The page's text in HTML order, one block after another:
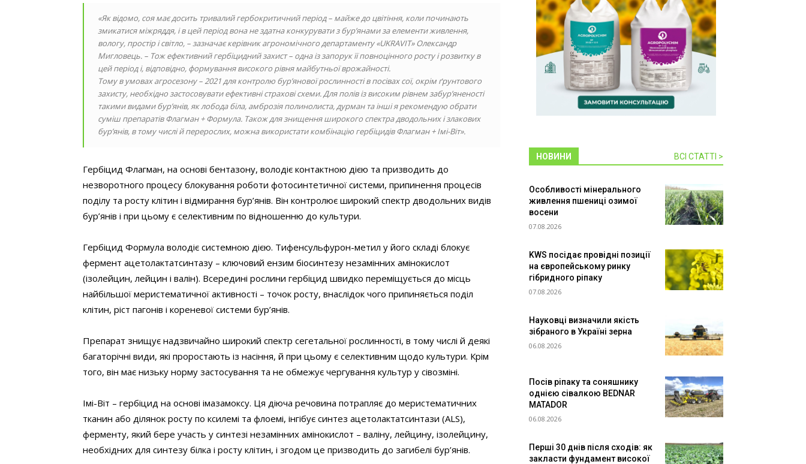
«Як відомо, соя має досить тривалий гербокритичний період– майже до цвітіння, коли починають
змикатися міжряддя, і в цей період вона не здатна конкурувати з бур’янами за елементи живлення,
вологу, простір і світло, – зазначає керівник агрономічного департаменту «UKRAVIT» Олександр
Мигловець. – Тож ефективний гербіцидний захист– одна із запорук її повноцінного росту і розвитку в
цей період і, відповідно, формування високого рівня майбутньої врожайності.
Тому в умовах агросезону–2021 для контролю бур’янової рослинності в посівах сої, окрім ґрунтового
захисту, необхідно застосовувати ефективні страхові схеми. Для полів із високим рівнем забур’яненості
такими видами бур’янів, як лобода біла, амброзія полинолиста, дурман та інші я рекомендую обрати
суміш препаратів Флагман + Формула. Також для знищення широкого спектра дводольних і злакових
бур’янів, в тому числі й перерослих, можна використати комбінацію гербіцидів Флагман + Імі-Віт».
Гербіцид Флагман, на основі бентазону, володіє контактною дією та призводить до
незворотного процесу блокування роботи фотосинтетичної системи, припинення процесів
поділу та росту клітин і відмирання бур’янів. Він контролює широкий спектр дводольних видів
бур’янів і при цьому є селективним по відношенню до культури.
Гербіцид Формула володіє системною дією. Тифенсульфурон-метил у його складі блокує
фермент ацетолактатсинтазу – ключовий ензим біосинтезу незамінних амінокислот
(ізолейцин, лейцин і валін). Всередині рослини гербіцид швидко переміщується до місць
найбільшої меристематичної активності – точок росту, внаслідок чого припиняється поділ
клітин, ріст пагонів і кореневої системи бур’янів.
Препарат знищує надзвичайно широкий спектр сегетальної рослинності, в тому числі й деякі
багаторічні види, які проростають із насіння, й при цьому є селективним щодо культури. Крім
того, він має низьку норму застосування та не обмежує чергування культур у сівозміні.
Імі-Віт – гербіцид на основі імазамоксу. Ця діюча речовина потрапляє до меристематичних
тканин або ділянок росту по ксилемі та флоемі, інгібує синтез ацетолактатсинтази (ALS),
ферменту, який бере участь у синтезі незамінних амінокислот – валіну, лейцину, ізолейцину,
необхідних для синтезу білка і росту клітин, і згодом це призводить до загибелі бур’янів.
НОВИНИ ВСІ СТАТТІ >
Особливості мінерального
живлення пшениці озимої
восени
07.08.2026
KWS посідає провідні позиції
на європейському ринку
гібридного ріпаку
07.08.2026
Науковці визначили якість
зібраного в Україні зерна
06.08.2026
Посів ріпаку та соняшнику
однією сівалкою BEDNAR
MATADOR
06.08.2026
Перші 30 днів після сходів: як
закласти фундамент високої